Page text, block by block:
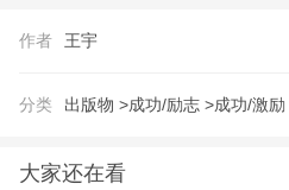
作者 王宇
分类 出版物 >成功/励志 >成功/激励
大家还在看